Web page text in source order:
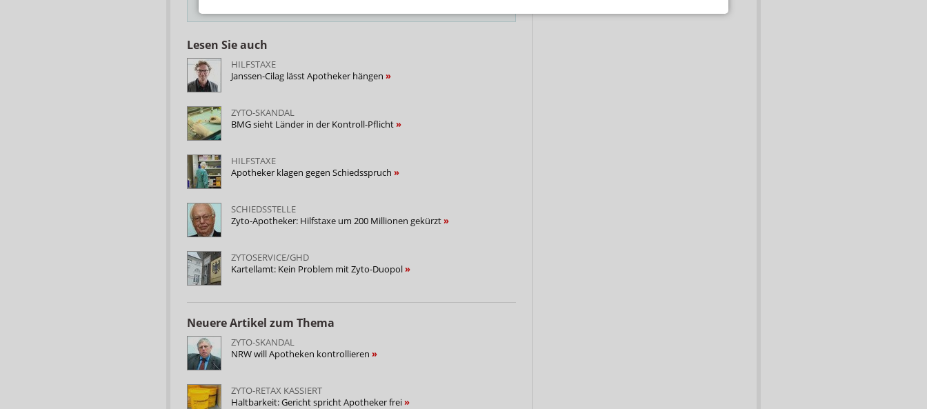
Lesen Sie auch
HILFSTAXE
Janssen-Cilag lässt Apotheker hängen
ZYTO-SKANDAL
BMG sieht Länder in der Kontroll-Pflicht
HILFSTAXE
Apotheker klagen gegen Schiedsspruch
SCHIEDSSTELLE
Zyto-Apotheker: Hilfstaxe um 200 Millionen gekürzt
ZYTOSERVICE/GHD
Kartellamt: Kein Problem mit Zyto-Duopol
Neuere Artikel zum Thema
ZYTO-SKANDAL
NRW will Apotheken kontrollieren
ZYTO-RETAX KASSIERT
Haltbarkeit: Gericht spricht Apotheker frei